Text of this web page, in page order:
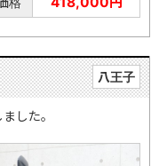
八王子
した。